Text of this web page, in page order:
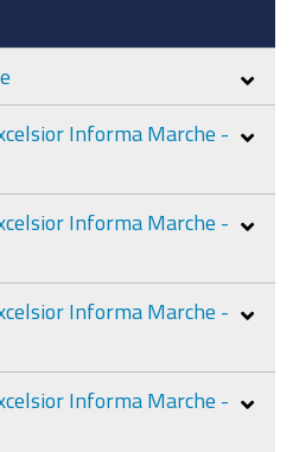
Informa Marche -
Informa Marche -
Informa Marche -
Informa Marche -